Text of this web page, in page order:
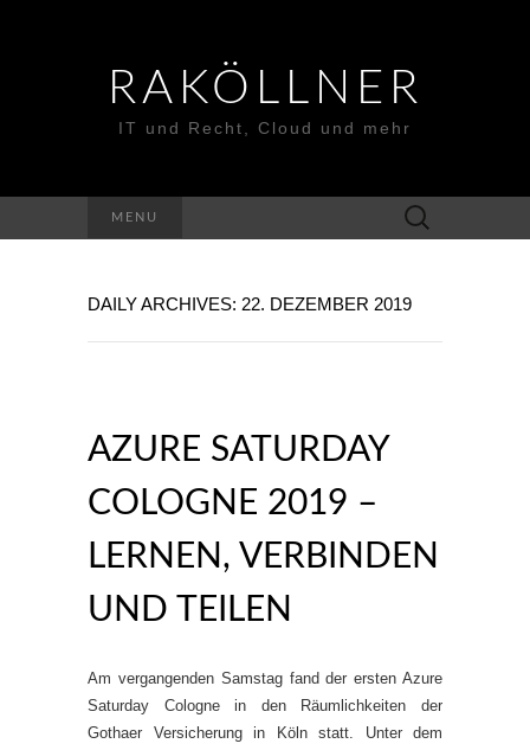
RAKÖLLNER
IT und Recht, Cloud und mehr
MENU
Suchen
nach:
DAILY ARCHIVES: 22. DEZEMBER 2019
AZURE SATURDAY
COLOGNE 2019 –
LERNEN, VERBINDEN
UND TEILEN
Am vergangenden Samstag fand der ersten Azure
Saturday Cologne in den Räumlichkeiten der
Gothaer Versicherung in Köln statt. Unter dem